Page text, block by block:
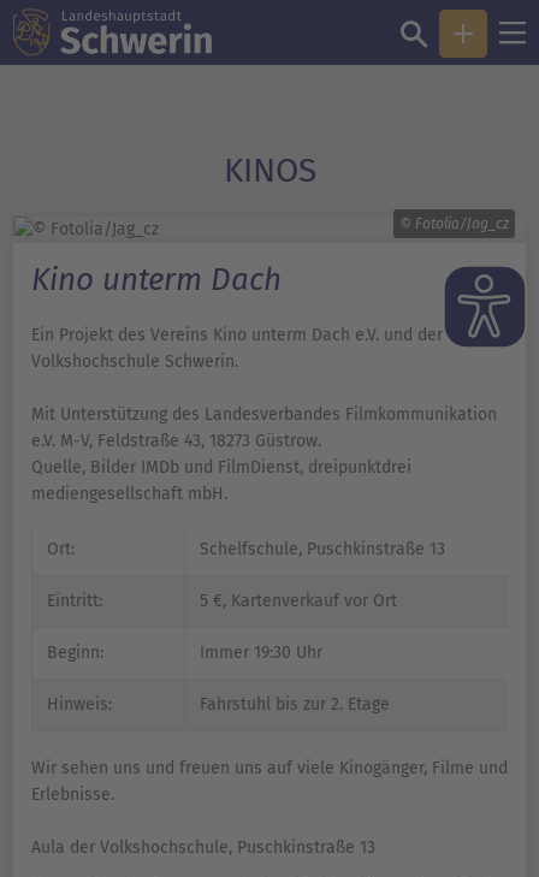
KINOS
© Fotolia/Jag_cz
Kino unterm Dach
Ein Projekt des Vereins Kino unterm Dach e.V. und der
Volkshochschule Schwerin.
Mit Unterstützung des Landesverbandes Filmkommunikation
e.V. M-V, Feldstraße 43, 18273 Güstrow.
Quelle, Bilder IMDb und FilmDienst, dreipunktdrei
mediengesellschaft mbH.
Ort: Schelfschule, Puschkinstraße 13
Eintritt: 5 €, Kartenverkauf vor Ort
Beginn: Immer 19:30 Uhr
Hinweis: Fahrstuhl bis zur 2. Etage
Wir sehen uns und freuen uns auf viele Kinogänger, Filme und
Erlebnisse.
Aula der Volkshochschule, Puschkinstraße 13